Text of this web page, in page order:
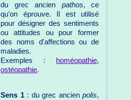
du grec ancien pathos, ce
qu'on éprouve. Il est utilisé
pour désigner des sentiments
ou attitudes ou pour former
des noms d'affections ou de
maladies.
Exemples :
homéopathie,
ostéopathie.
Sens 1: du grec ancien polis,